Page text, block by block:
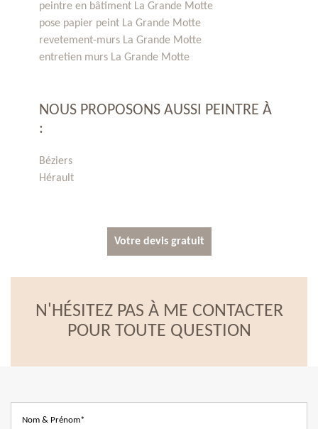
peintre en bâtiment La Grande Motte
pose papier peint La Grande Motte
revetement-murs La Grande Motte
entretien murs La Grande Motte
NOUS PROPOSONS AUSSI PEINTRE À
:
Béziers
Hérault
Votre devis gratuit
N'HÉSITEZ PAS À ME CONTACTER
POUR TOUTE QUESTION